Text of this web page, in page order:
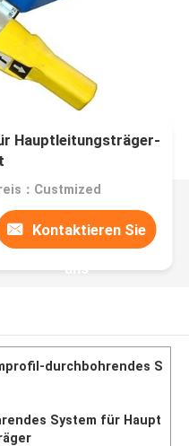
Hauptleitungsträger-
：Custmized
Kontaktieren Sie
uns
durchbohrendes S
System für Haupt